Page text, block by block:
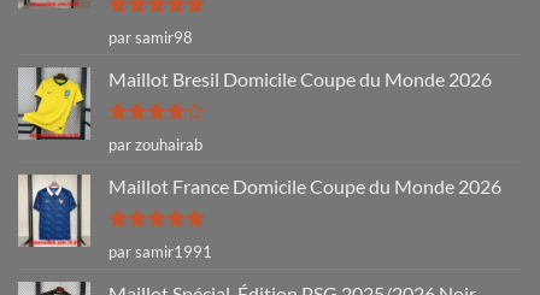
Note5sur
5
par samir98
Maillot Bresil Domicile Coupe du Monde 2026
Note4
sur 5
par zouhairab
Maillot France Domicile Coupe du Monde 2026
Note5sur
5
par samir1991